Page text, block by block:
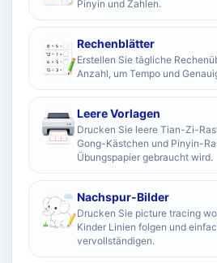
Pinyin und Zahlen.
Rechenblätter
Erstellen Sie tägliche
Anzahl, um Tempo und
Leere Vorlagen
Drucken Sie leere Tian-Zi-
Gong-Kästchen und Pinyin-
Übungspapier gebraucht wird.
Nachspur-Bilder
Drucken Sie picture tracing
Kinder Linien folgen und
vervollständigen.